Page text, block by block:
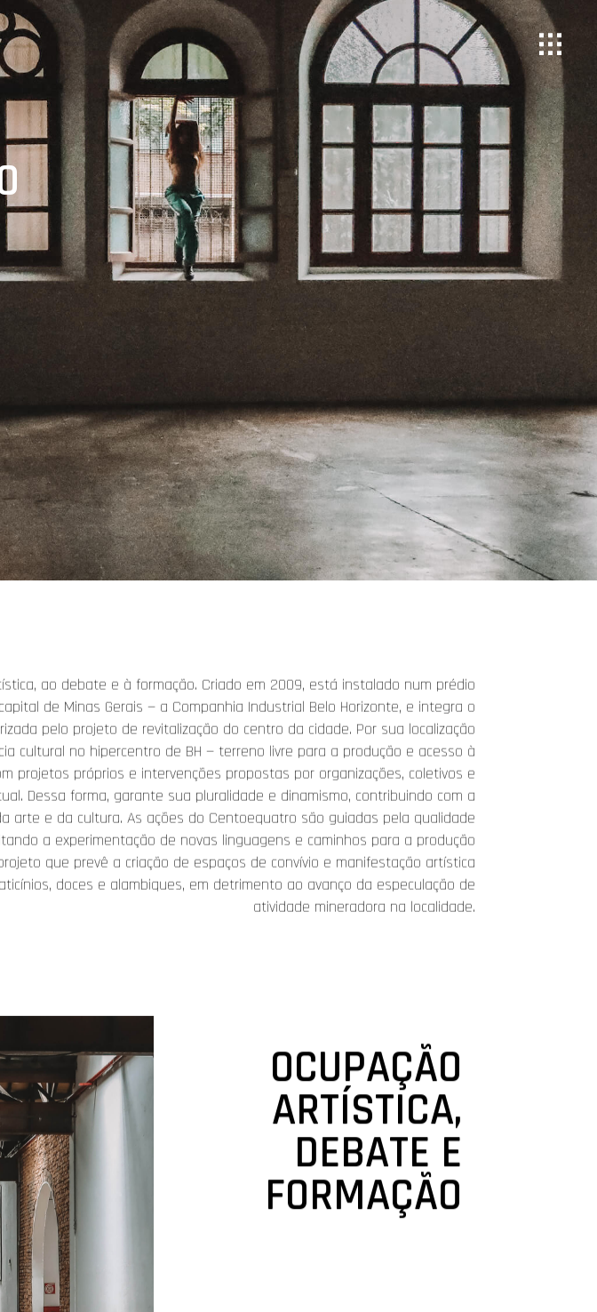
ao debate e à formação. Criado em 2009, está instalado num prédio
de Minas Gerais — a Companhia Industrial Belo Horizonte, e integra o
pelo projeto de revitalização do centro da cidade. Por sua localização
cultural no hipercentro de BH — terreno livre para a produção e acesso à
projetos próprios e intervenções propostas por organizações, coletivos e
Dessa forma, garante sua pluralidade e dinamismo, contribuindo com a
arte e da cultura. As ações do Centoequatro são guiadas pela qualidade
a experimentação de novas linguagens e caminhos para a produção
que prevê a criação de espaços de convívio e manifestação artística
doces e alambiques, em detrimento ao avanço da especulação de
atividade mineradora na localidade.
OCUPAÇÃO
ARTÍSTICA,
DEBATE E
FORMAÇÃO